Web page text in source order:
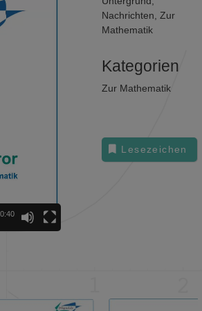
Nachrichten,Zur
Mathematik
Kategorien
Zur Mathematik
Lesezeichen